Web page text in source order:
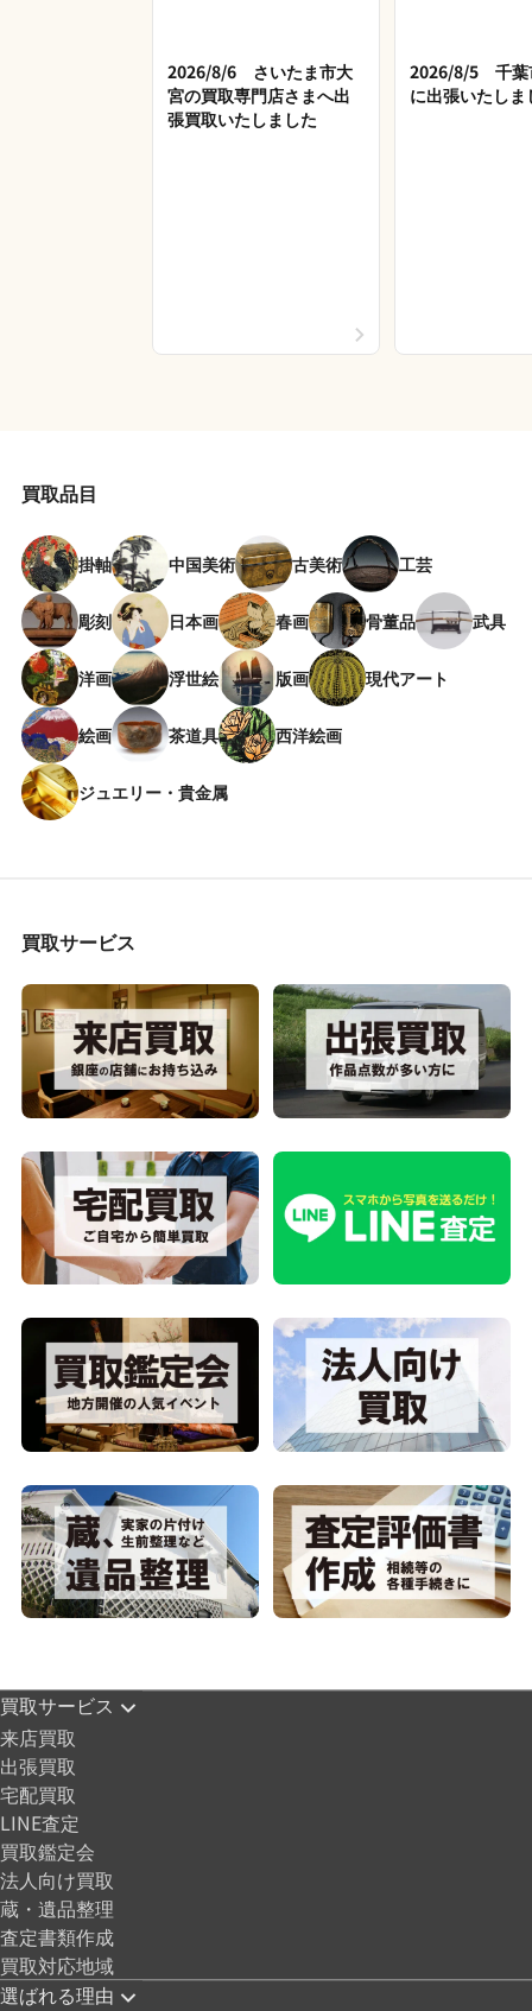
2026/8/6 さいたま市大
宮の買取専門店さまへ出
張買取いたしました
2026/8/5 千葉
に出張いたしま
買取品目
掛軸 中国美術 古美術 工芸
彫刻 日本画 春画 骨董品 武具
洋画 浮世絵 版画 現代アート
絵画 茶道具 西洋絵画
ジュエリー・貴金属
買取サービス
買取サービス
来店買取
出張買取
宅配買取
LINE査定
買取鑑定会
法人向け買取
蔵・遺品整理
査定書類作成
買取対応地域
選ばれる理由